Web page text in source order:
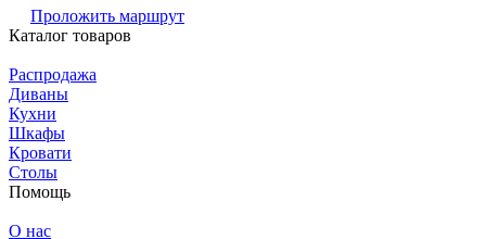
Проложить маршрут
Каталог товаров
Распродажа
Диваны
Кухни
Шкафы
Кровати
Столы
Помощь
О нас